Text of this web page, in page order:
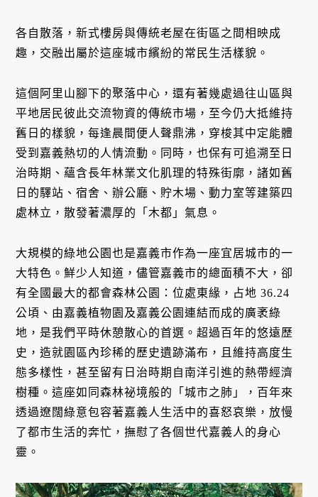
各自散落，新式樓房與傳統老屋在街區之間相映成
趣，交融出屬於這座城市繽紛的常民生活樣貌。
這個阿里山腳下的聚落中心，還有著幾處過往山區與
平地居民彼此交流物資的傳統市場，至今仍大抵維持
舊日的樣貌，每逢晨間便人聲鼎沸，穿梭其中定能體
受到嘉義熱切的人情流動。同時，也保有可追溯至日
治時期、蘊含長年林業文化肌理的特殊街廓，諸如舊
日的驛站、宿舍、辦公廳、貯木場、動力室等建築四
處林立，散發著濃厚的「木都」氣息。
大規模的綠地公園也是嘉義市作為一座宜居城市的一
大特色。鮮少人知道，儘管嘉義市的總面積不大，卻
有全國最大的都會森林公園：位處東緣，占地 36.24
公頃、由嘉義植物園及嘉義公園連結而成的廣袤綠
地，是我們平時休憩散心的首選。超過百年的悠遠歷
史，造就園區內珍稀的歷史遺跡滿布，且維持高度生
態多樣性，甚至留有日治時期自南洋引進的熱帶經濟
樹種。這座如同森林祕境般的「城市之肺」，百年來
透過遼闊綠意包容著嘉義人生活中的喜怒哀樂，放慢
了都市生活的奔忙，撫慰了各個世代嘉義人的身心
靈。